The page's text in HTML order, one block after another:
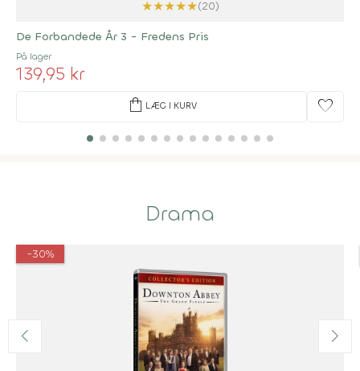
★★★★★(20)
De Forbandede År 3 - Fredens Pris
På lager
139,95 kr
shopping_bag LÆG I KURV favorite
Drama
-30%